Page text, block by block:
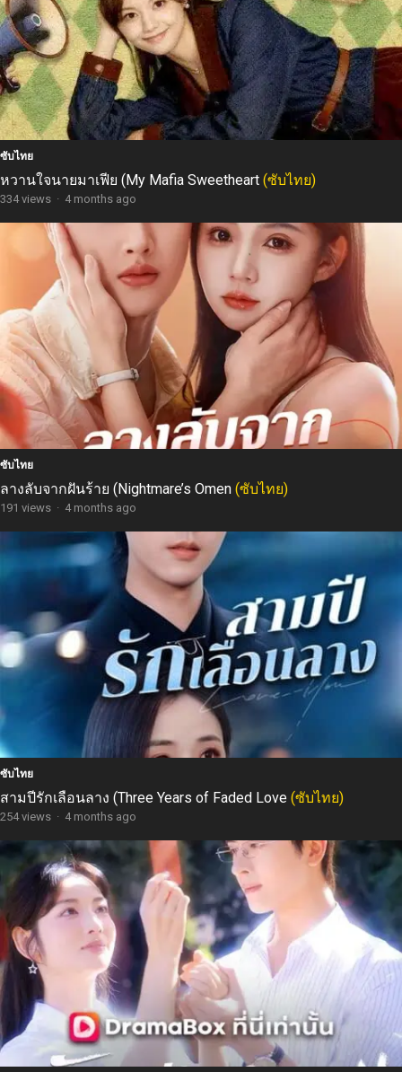
ซับไทย
หวานใจนายมาเฟีย (My Mafia Sweetheart (ซับไทย)
334 views · 4 months ago
ซับไทย
ลางลับจากฝันร้าย (Nightmare’s Omen (ซับไทย)
191 views · 4 months ago
ซับไทย
สามปีรักเลือนลาง (Three Years of Faded Love (ซับไทย)
254 views · 4 months ago